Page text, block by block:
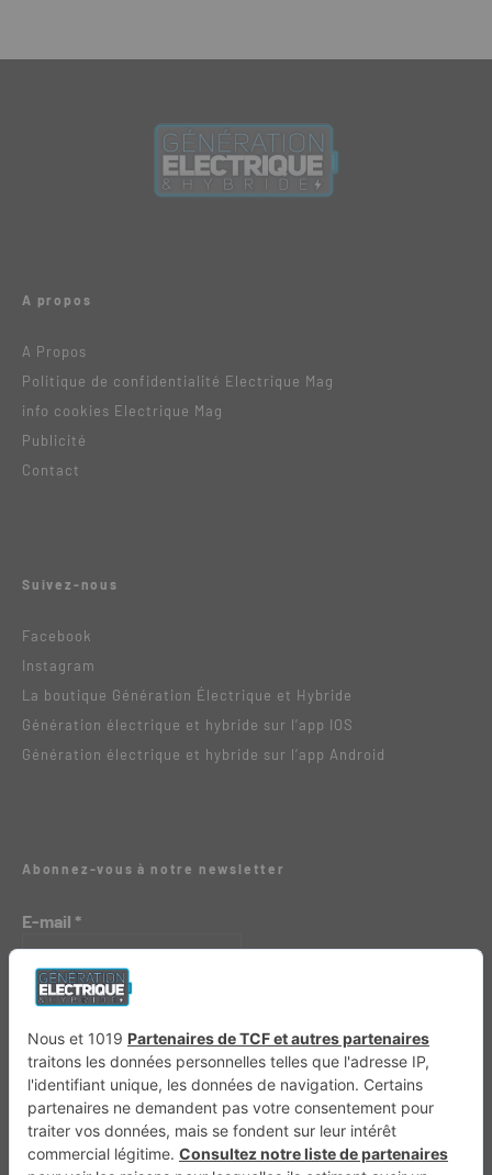
A propos
A Propos
Politique de confidentialité Electrique Mag
info cookies Electrique Mag
Publicité
Contact
Suivez-nous
Facebook
Instagram
La boutique Génération Électrique et Hybride
Génération électrique et hybride sur l’app IOS
Génération électrique et hybride sur l’app Android
Abonnez-vous à notre newsletter
E-mail *
Génération 4×4 Génération Sans Permis VTTAE.fr FullAttack MX2K